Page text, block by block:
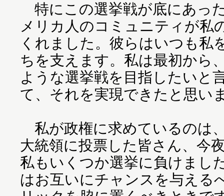
特にこの選挙戦が底にあっ
メリカ人のコミュニティが私
くれました。彼らはいつも私
ちを支えます。私は最初から
ような選挙戦を目指したいと
て、それを実現できたと思い
私が政権に求めているのは
大統領に投票した皆さん、今
私もいくつか選挙に負けまし
はお互いにチャンスを与える